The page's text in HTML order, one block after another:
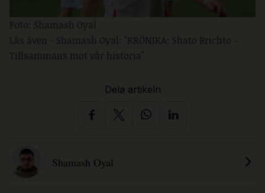
Foto: Shamash Oyal
Läs även - Shamash Oyal: "KRÖNIKA: Shato Brichto -
Tillsammans mot vår historia"
Dela artikeln
Shamash Oyal